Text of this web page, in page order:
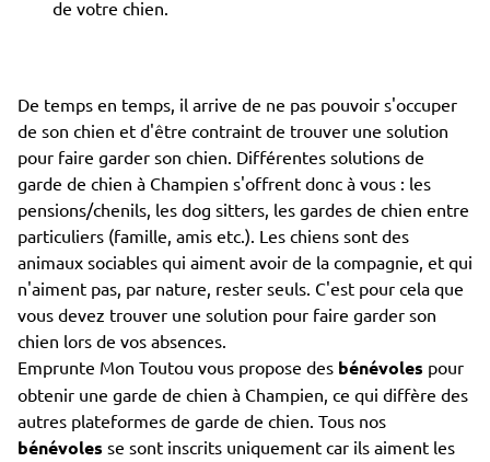
de votre chien.
De temps en temps, il arrive de ne pas pouvoir s'occuper
de son chien et d'être contraint de trouver une solution
pour faire garder son chien. Différentes solutions de
garde de chien à Champien s'offrent donc à vous : les
pensions/chenils, les dog sitters, les gardes de chien entre
particuliers (famille, amis etc.). Les chiens sont des
animaux sociables qui aiment avoir de la compagnie, et qui
n'aiment pas, par nature, rester seuls. C'est pour cela que
vous devez trouver une solution pour faire garder son
chien lors de vos absences.
Emprunte Mon Toutou vous propose des bénévoles pour
obtenir une garde de chien à Champien, ce qui diffère des
autres plateformes de garde de chien. Tous nos
bénévoles se sont inscrits uniquement car ils aiment les